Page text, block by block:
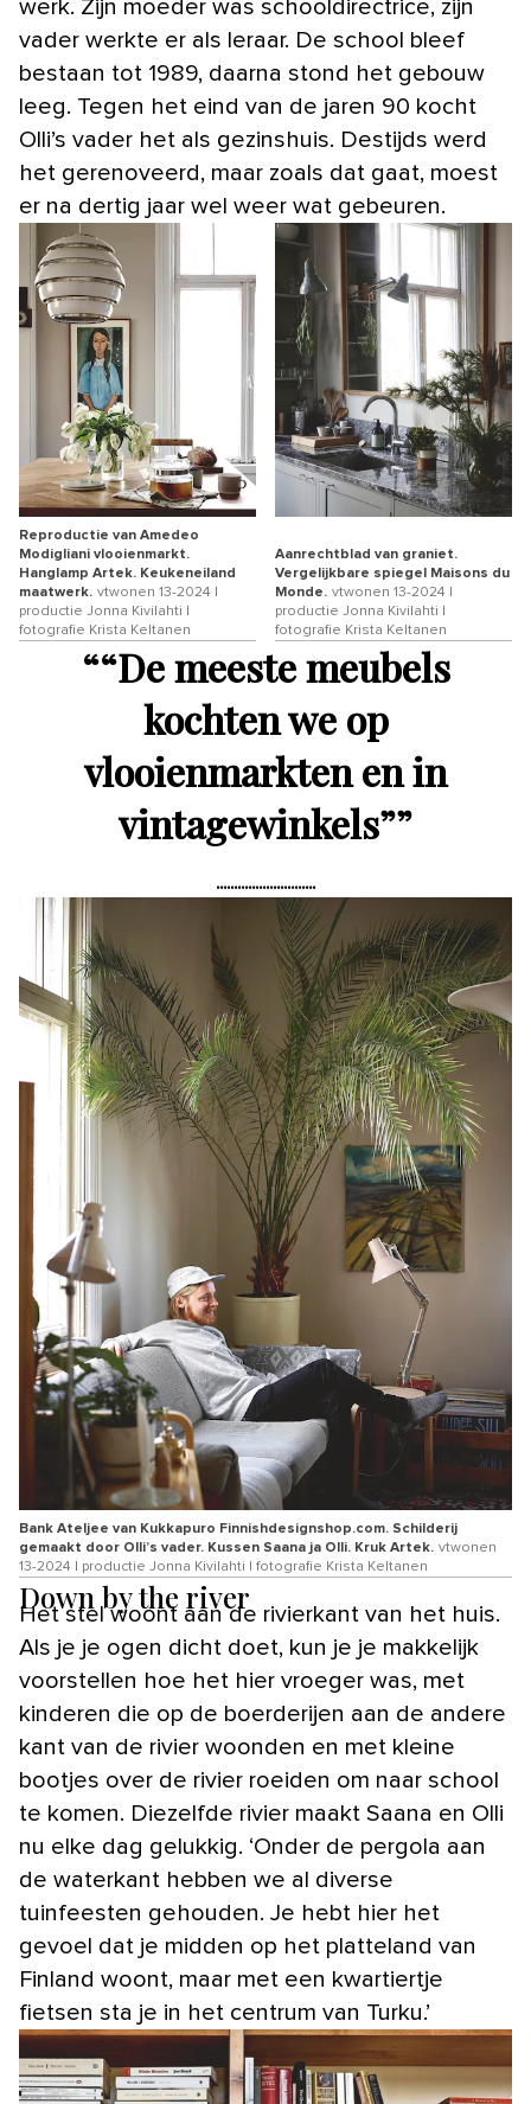
werk. Zijn moeder was schooldirectrice, zijn
vader werkte er als leraar. De school bleef
bestaan tot 1989, daarna stond het gebouw
leeg. Tegen het eind van de jaren 90 kocht
Olli’s vader het als gezinshuis. Destijds werd
het gerenoveerd, maar zoals dat gaat, moest
er na dertig jaar wel weer wat gebeuren.
Reproductie van Amedeo
Modigliani vlooienmarkt.
Hanglamp Artek. Keukeneiland
maatwerk. vtwonen 13-2024 |
productie Jonna Kivilahti |
fotografie Krista Keltanen
Aanrechtblad van graniet.
Vergelijkbare spiegel Maisons du
Monde. vtwonen 13-2024 |
productie Jonna Kivilahti |
fotografie Krista Keltanen
““De meeste meubels
kochten we op
vlooienmarkten en in
vintagewinkels””
Bank Ateljee van Kukkapuro Finnishdesignshop.com. Schilderij
gemaakt door Olli’s vader. Kussen Saana ja Olli. Kruk Artek. vtwonen
13-2024 | productie Jonna Kivilahti | fotografie Krista Keltanen
Down by the river
Het stel woont aan de rivierkant van het huis.
Als je je ogen dicht doet, kun je je makkelijk
voorstellen hoe het hier vroeger was, met
kinderen die op de boerderijen aan de andere
kant van de rivier woonden en met kleine
bootjes over de rivier roeiden om naar school
te komen. Diezelfde rivier maakt Saana en Olli
nu elke dag gelukkig. ‘Onder de pergola aan
de waterkant hebben we al diverse
tuinfeesten gehouden. Je hebt hier het
gevoel dat je midden op het platteland van
Finland woont, maar met een kwartiertje
fietsen sta je in het centrum van Turku.’